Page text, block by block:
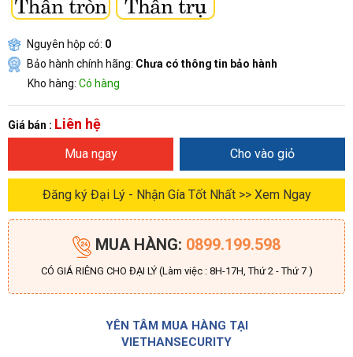
Nguyên hộp có: 0
Bảo hành chính hãng: Chưa có thông tin bảo hành
Kho hàng: Có hàng
Giá bán : Liên hệ
Mua ngay Cho vào giỏ
Đăng ký Đại Lý - Nhận Gía Tốt Nhất >> Xem Ngay
MUA HÀNG: 0899.199.598
CÓ GIÁ RIÊNG CHO ĐẠI LÝ (Làm việc : 8H-17H, Thứ 2 - Thứ 7 )
YÊN TÂM MUA HÀNG TẠI
VIETHANSECURITY